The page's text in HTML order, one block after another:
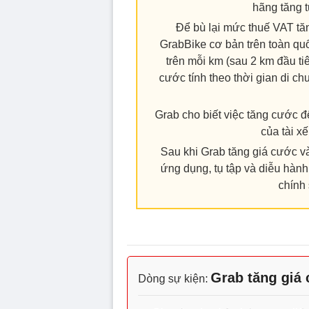
hãng tăng
Để bù lại mức thuế VAT
GrabBike cơ bản trên toàn
trên mỗi km (sau 2 km đầu
cước tính theo thời gian di
Grab cho biết việc tăng cước
của tài
Sau khi Grab tăng giá cước
ứng dụng, tụ tập và diễu
chính
Dòng sự kiện: Grab tăng giá